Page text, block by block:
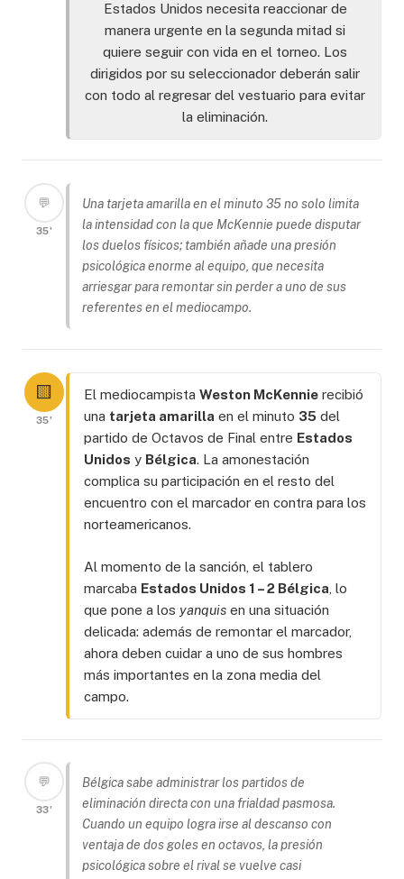
Estados Unidos necesita reaccionar de
manera urgente en la segunda mitad si
quiere seguir con vida en el torneo. Los
dirigidos por su seleccionador deberán salir
con todo al regresar del vestuario para evitar
la eliminación.
💬
35'
Una tarjeta amarilla en el minuto 35 no solo limita
la intensidad con la que McKennie puede disputar
los duelos físicos; también añade una presión
psicológica enorme al equipo, que necesita
arriesgar para remontar sin perder a uno de sus
referentes en el mediocampo.
🟨
35'
El mediocampista Weston McKennie recibió
una tarjeta amarilla en el minuto 35 del
partido de Octavos de Final entre Estados
Unidos y Bélgica. La amonestación
complica su participación en el resto del
encuentro con el marcador en contra para los
norteamericanos.
Al momento de la sanción, el tablero
marcaba Estados Unidos 1 – 2 Bélgica , lo
que pone a los yanquis en una situación
delicada: además de remontar el marcador,
ahora deben cuidar a uno de sus hombres
más importantes en la zona media del
campo.
💬
33'
Bélgica sabe administrar los partidos de
eliminación directa con una frialdad pasmosa.
Cuando un equipo logra irse al descanso con
ventaja de dos goles en octavos, la presión
psicológica sobre el rival se vuelve casi